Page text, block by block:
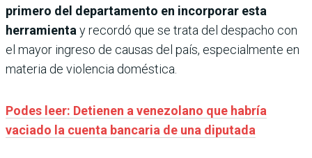
primero del departamento en incorporar esta
herramienta y recordó que se trata del despacho con
el mayor ingreso de causas del país, especialmente en
materia de violencia doméstica.
Podes leer: Detienen a venezolano que habría
vaciado la cuenta bancaria de una diputada